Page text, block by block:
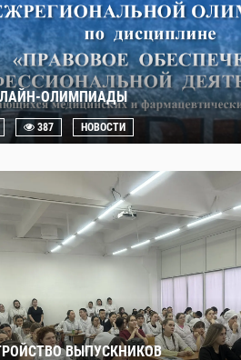
ОЛИМПИАДЫ
387 НОВОСТИ
ВЫПУСКНИКОВ